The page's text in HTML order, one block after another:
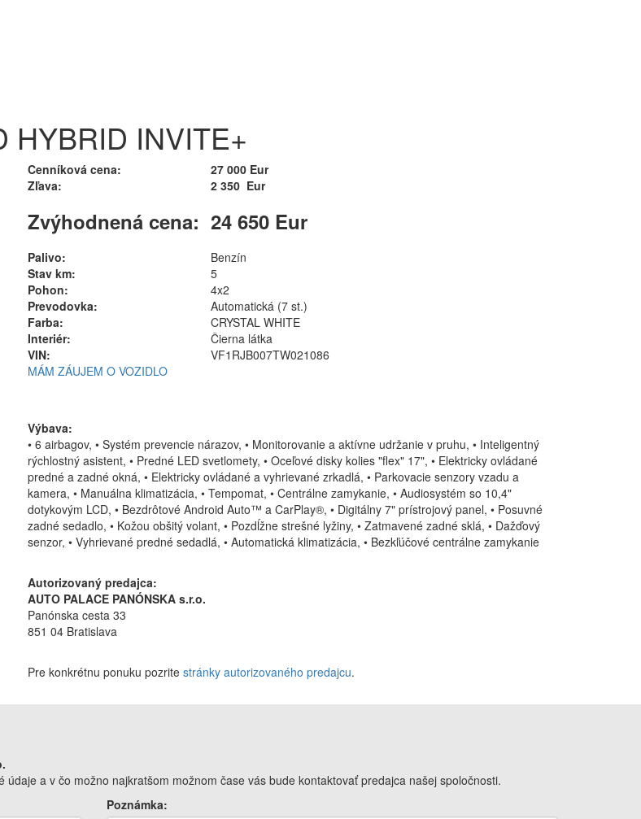
HYBRID INVITE+
Cenníková cena:
27 000 Eur
Zľava:
2 350 Eur
Zvýhodnená cena: 24 650 Eur
Palivo:
Benzín
Stav km:
5
Pohon:
4x2
Prevodovka:
Automatická (7 st.)
Farba:
CRYSTAL WHITE
Interiér:
Čierna látka
VIN:
VF1RJB007TW021086
MÁM ZÁUJEM O VOZIDLO
Výbava:
• 6 airbagov, • Systém prevencie nárazov, • Monitorovanie a aktívne udržanie v pruhu, • Inteligentný
rýchlostný asistent, • Predné LED svetlomety, • Oceľové disky kolies "flex" 17", • Elektricky ovládané
predné a zadné okná, • Elektricky ovládané a vyhrievané zrkadlá, • Parkovacie senzory vzadu a
kamera, • Manuálna klimatizácia, • Tempomat, • Centrálne zamykanie, • Audiosystém so 10,4"
dotykovým LCD, • Bezdrôtové Android Auto™ a CarPlay®, • Digitálny 7" prístrojový panel, • Posuvné
zadné sedadlo, • Kožou obšitý volant, • Pozdĺžne strešné lyžiny, • Zatmavené zadné sklá, • Dažďový
senzor, • Vyhrievané predné sedadlá, • Automatická klimatizácia, • Bezkľúčové centrálne zamykanie
Autorizovaný predajca:
AUTO PALACE PANÓNSKA s.r.o.
Panónska cesta 33
851 04 Bratislava
Pre konkrétnu ponuku pozrite stránky autorizovaného predajcu.
a v čo možno najkratšom možnom čase vás bude kontaktovať predajca našej spoločnosti.
Poznámka: